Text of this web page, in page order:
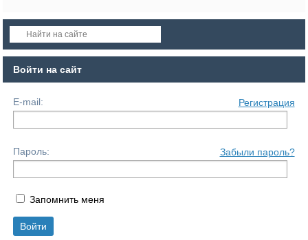
Войти на сайт
E-mail: Регистрация
Пароль: Забыли пароль?
Запомнить меня